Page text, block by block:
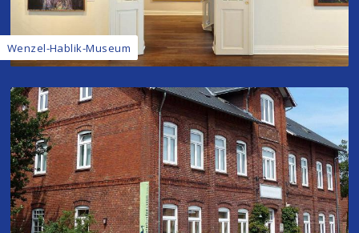
Wenzel-Hablik-Museum